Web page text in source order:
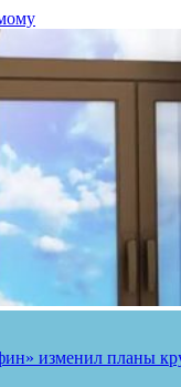
изменил планы